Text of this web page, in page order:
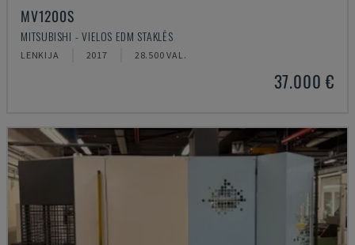
MV1200S
MITSUBISHI - VIELOS EDM STAKLĖS
LENKIJA 2017 28.500 VAL.
37.000 €